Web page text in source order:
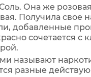
Она же
Получила свое
добавленные
сочетается с
называют
разные